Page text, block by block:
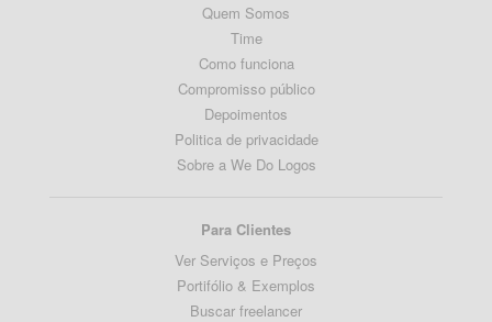
Quem Somos
Time
Como funciona
Compromisso público
Depoimentos
Politica de privacidade
Sobre a We Do Logos
Para Clientes
Ver Serviços e Preços
Portifólio & Exemplos
Buscar freelancer